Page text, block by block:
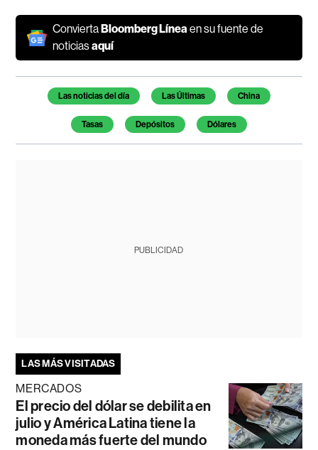
ConviertaBloomberg Líneaen su fuente de
noticiasaquí
Temas de este artículo
Las noticias del día Las Últimas China
Tasas Depósitos Dólares
PUBLICIDAD
LAS MÁS VISITADAS
MERCADOS
El precio del dólar se debilita en
julio y América Latina tiene la
moneda más fuerte del mundo